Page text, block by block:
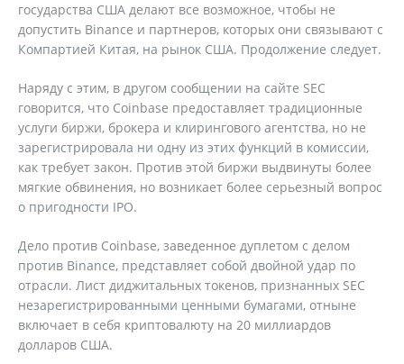
государства США делают все возможное, чтобы не
допустить Binance и партнеров, которых они связывают с
Компартией Китая, на рынок США. Продолжение следует.
Наряду с этим, в другом сообщении на сайте SEC
говорится, что Coinbase предоставляет традиционные
услуги биржи, брокера и клирингового агентства, но не
зарегистрировала ни одну из этих функций в комиссии,
как требует закон. Против этой биржи выдвинуты более
мягкие обвинения, но возникает более серьезный вопрос
о пригодности IPO.
Дело против Coinbase, заведенное дуплетом с делом
против Binance, представляет собой двойной удар по
отрасли. Лист диджитальных токенов, признанных SEC
незарегистрированными ценными бумагами, отныне
включает в себя криптовалюту на 20 миллиардов
долларов США.